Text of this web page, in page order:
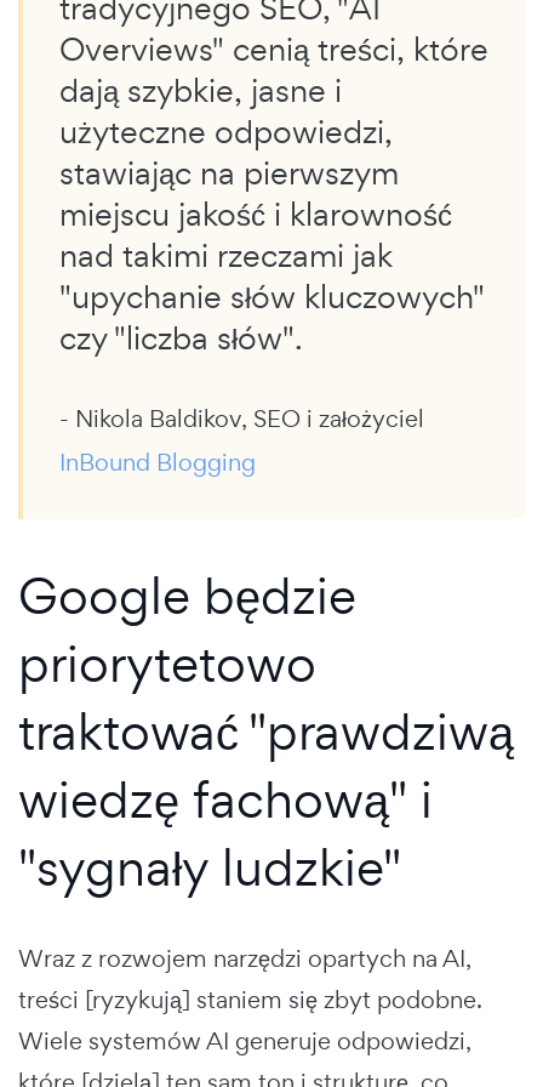
Overviews" cenią treści, które
dają szybkie, jasne i
użyteczne odpowiedzi,
stawiając na pierwszym
miejscu jakość i klarowność
nad takimi rzeczami jak
"upychanie słów kluczowych"
czy "liczba słów".
- Nikola Baldikov, SEO i założyciel
InBound Blogging
Google będzie
priorytetowo
traktować "prawdziwą
wiedzę fachową" i
"sygnały ludzkie"
Wraz z rozwojem narzędzi opartych na AI,
treści [ryzykują] staniem się zbyt podobne.
Wiele systemów AI generuje odpowiedzi,